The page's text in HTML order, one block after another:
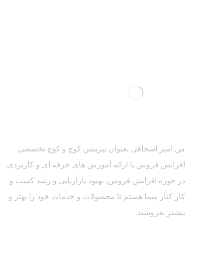
من امیر اسحاقی بعنوان بیزینس کوچ و کوچ تخصصی
افزایش فروش با ارائه آموزش های حرفه ای و کاربردی
در حوزه افزایش فروش، بهبود بازاریابی و رشد کسب و
کار کنار شما هستم تا محصولات و خدمات خود را بهتر و
بیشتر بفروشید.